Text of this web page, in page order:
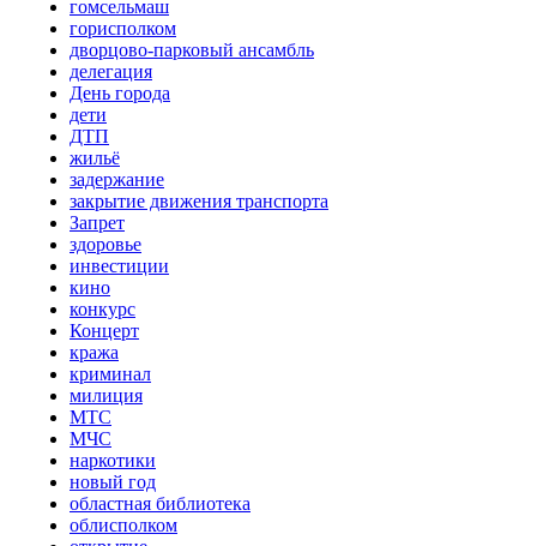
гомсельмаш
горисполком
дворцово-парковый ансамбль
делегация
День города
дети
ДТП
жильё
задержание
закрытие движения транспорта
Запрет
здоровье
инвестиции
кино
конкурс
Концерт
кража
криминал
милиция
МТС
МЧС
наркотики
новый год
областная библиотека
облисполком